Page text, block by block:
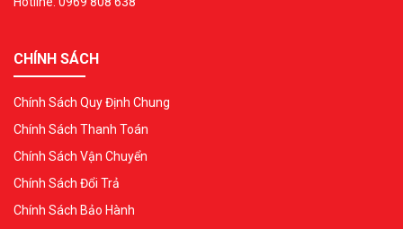
CHÍNH SÁCH
Chính Sách Quy Định Chung
Chính Sách Thanh Toán
Chính Sách Vận Chuyển
Chính Sách Đổi Trả
Chính Sách Bảo Hành